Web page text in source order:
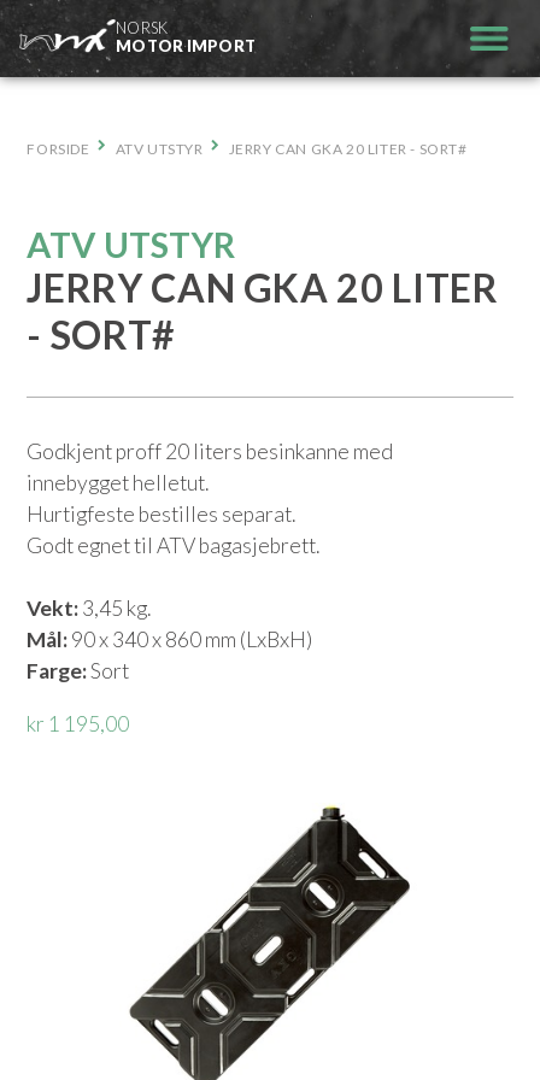
Hopp
til
innhold
NORSK
MOTOR IMPORT
FORSIDE ATV UTSTYR JERRY CAN GKA 20 LITER - SORT#
ATV UTSTYR
JERRY CAN GKA 20 LITER
- SORT#
Godkjent proff 20 liters besinkanne med
innebygget helletut.
Hurtigfeste bestilles separat.
Godt egnet til ATV bagasjebrett.
Vekt:3,45 kg.
Mål:90 x 340 x 860 mm (LxBxH)
Farge:Sort
kr 1 195,00